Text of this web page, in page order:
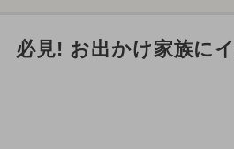
必見! お出かけ家族に